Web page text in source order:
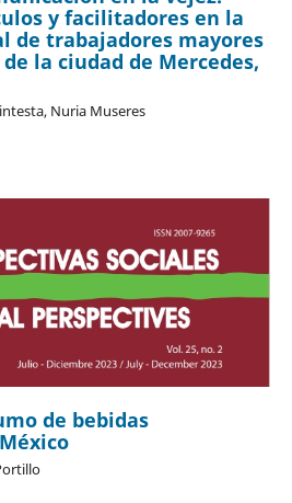
y facilitadores en la
de trabajadores mayores
la ciudad de Mercedes,
Nuria Museres
de bebidas